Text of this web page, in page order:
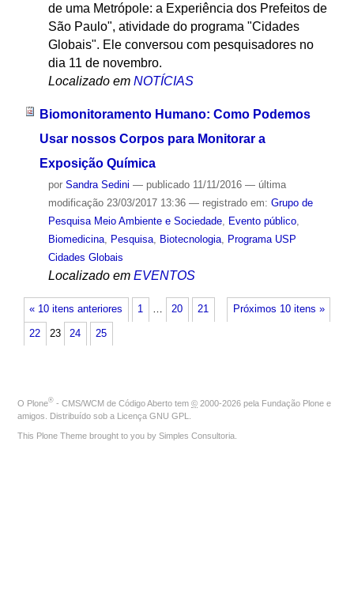
de uma Metrópole: a Experiência dos Prefeitos de
São Paulo", atividade do programa "Cidades
Globais". Ele conversou com pesquisadores no
dia 11 de novembro.
Localizado em NOTÍCIAS
Biomonitoramento Humano: Como Podemos
Usar nossos Corpos para Monitorar a
Exposição Química
por Sandra Sedini — publicado11/11/2016 — última
modificação23/03/2017 13:36 — registrado em: Grupo de
Pesquisa Meio Ambiente e Sociedade, Evento público,
Biomedicina, Pesquisa, Biotecnologia, Programa USP
Cidades Globais
Localizado em EVENTOS
« 10 itens anteriores Próximos 10 itens »
1 … 20 21
22 23 24 25
O Plone® - CMS/WCM de Código Aberto tem © 2000-2026 pela Fundação Plone e
amigos. Distribuído sob a Licença GNU GPL
This Plone Theme brought to you by Simples Consultoria